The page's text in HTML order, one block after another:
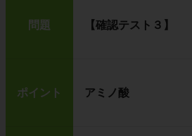
問題 【確認テスト３】
ポイント アミノ酸